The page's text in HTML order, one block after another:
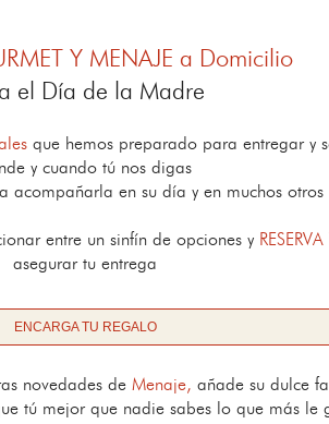
Y MENAJE a Domicilio
el Día de la Madre
que hemos preparado para entregar y
y cuando tú nos digas
acompañarla en su día y en muchos otros
entre un sinfín de opciones y
asegurar tu entrega
ENCARGA TU REGALO
novedades de Menaje, añade su dulce
tú mejor que nadie sabes lo que más le